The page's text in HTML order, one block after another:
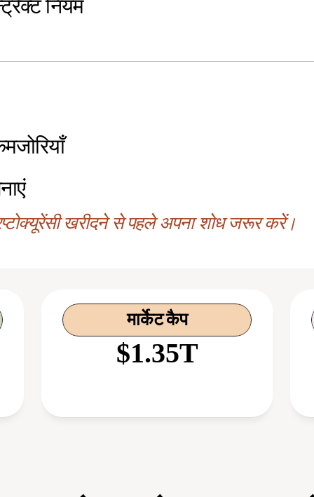
नियम
खरीदने से पहले अपना शोध जरूर करें।
मार्केट कैप
$1.35T